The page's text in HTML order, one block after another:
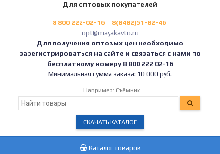
Для оптовых покупателей
8 800 222-02-16
8(8482)51-82-46
opt@mayakavto.ru
Для получения оптовых цен необходимо
зарегистрироваться на сайте и связаться с нами по
бесплатному номеру 8 800 222 02-16
Минимальная сумма заказа: 10 000 руб.
Например: Съёмник
СКАЧАТЬ КАТАЛОГ
Каталог товаров